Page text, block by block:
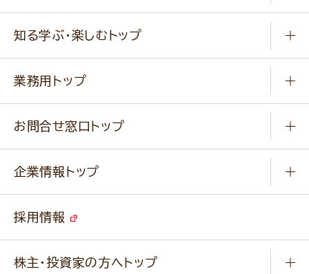
健康食品・他
新商品・リニューアル商品
通販サイト一覧
作り方動画
みなさまのレシピはこちら
知る学ぶ・楽しむトップ
ふっくらパンをつくりましょう
キャンペーン
業務用トップ
ニップンの アマニ 業務用サイト
ベジカフェブランドサイト
お問合せ窓口トップ
改善事例
業務用商品のお問合せ
企業情報トップ
事業紹介
採用情報
株主・投資家の方へトップ